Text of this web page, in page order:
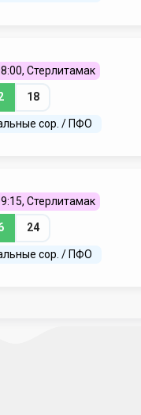
Стерлитамак
18
сор. / ПФО
Стерлитамак
24
сор. / ПФО